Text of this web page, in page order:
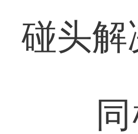
碰头解
同样